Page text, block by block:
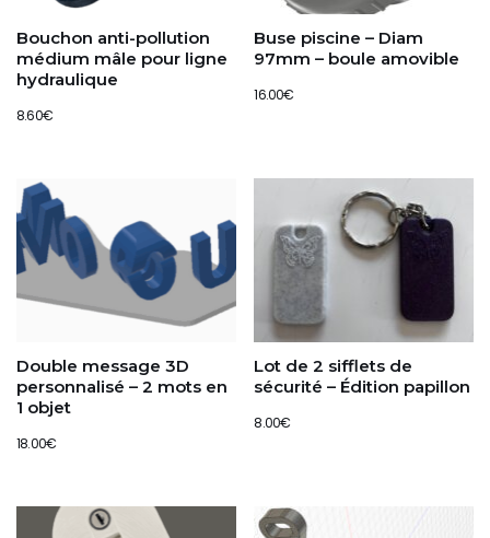
Bouchon anti-pollution
médium mâle pour ligne
hydraulique
8.60€
Buse piscine – Diam
97mm – boule amovible
16.00€
Double message 3D
personnalisé – 2 mots en
1 objet
18.00€
Lot de 2 sifflets de
sécurité – Édition papillon
8.00€